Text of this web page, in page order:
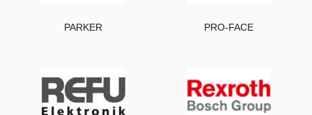
PARKER PRO-FACE